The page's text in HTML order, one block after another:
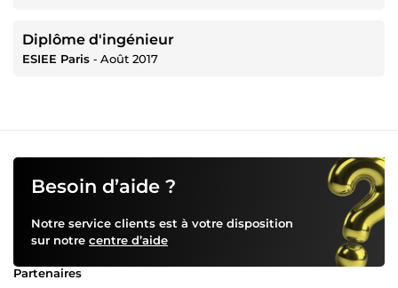
Diplôme d'ingénieur
ESIEE Paris ‐ Août 2017
Besoin d’aide ?
Notre service clients est à votre disposition
sur notre centre d’aide
Partenaires